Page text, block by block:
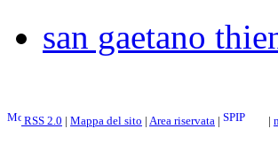
san gaetano
RSS 2.0 | Mappa del sito | Area riservata | |